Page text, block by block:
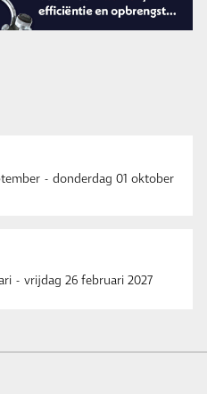
- donderdag 01 oktober
- vrijdag 26 februari 2027